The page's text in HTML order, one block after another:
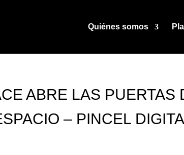
Quiénes somos
ABRE LAS PUERTAS
– PINCEL